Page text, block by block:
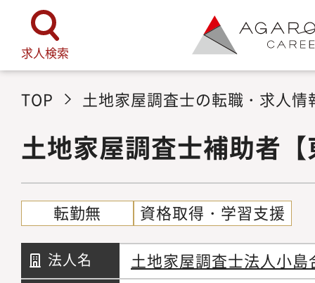
求人検索
TOP 土地家屋調査士の転職・求人情
土地家屋調査士補助者
転勤無 資格取得・学習支援
法人名 土地家屋調査士法人小島